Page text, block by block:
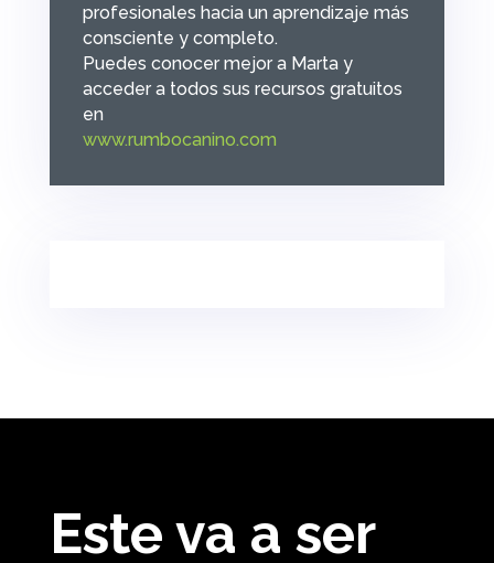
profesionales hacia un aprendizaje más
consciente y completo.
Puedes conocer mejor a Marta y
acceder a todos sus recursos gratuitos
en
www.rumbocanino.com
Este va a ser